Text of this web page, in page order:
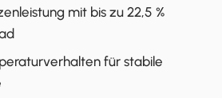
mit bis zu 22,5 %
für stabile